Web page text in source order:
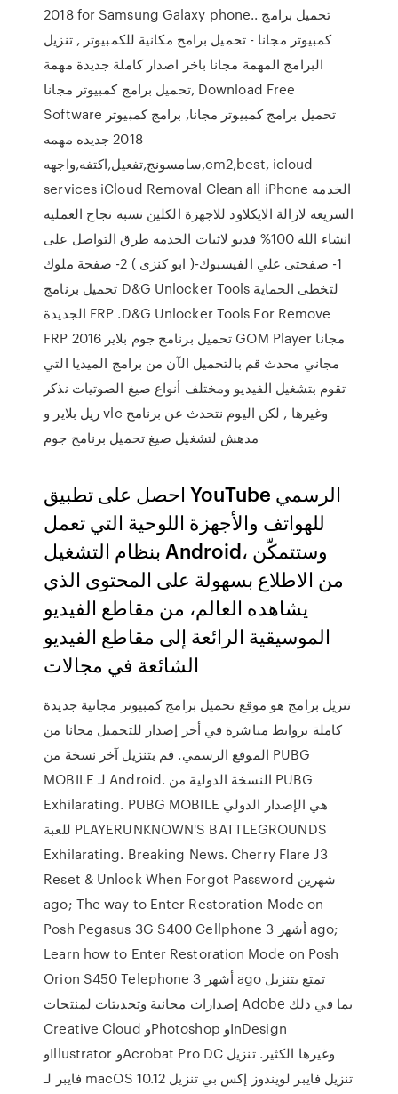
2018 for Samsung Galaxy phone.. تحميل برامج
كمبيوتر مجانا - تحميل برامج مكانية للكمبيوتر , تنزيل
البرامج المهمة مجانا باخر اصدار كاملة جديدة مهمة
تحميل برامج كمبيوتر مجانا, Download Free
Software تحميل برامج كمبيوتر مجانا, برامج كمبيوتر
2018 جديده مهمه
سامسونج,تفعيل,اكتفه,واجهه,cm2,best, icloud
services iCloud Removal Clean all iPhone الخدمه
السريعه لازالة الايكلاود للاجهزة الكلين نسبه نجاح العمليه
انشاء اللة 100% فديو لاثبات الخدمه طرق التواصل على
1- صفحتى علي الفيسبوك-( ابو كنزى ) 2- صفحة ملوك
تحميل برنامج D&G Unlocker Tools لتخطى الحماية
الجديدة FRP .D&G Unlocker Tools For Remove
FRP 2016 تحميل برنامج جوم بلاير GOM Player مجانا
مجاني محدث قم بالتحميل الآن من برامج الميديا التي
تقوم بتشغيل الفيديو ومختلف أنواع صيغ الصوتيات نذكر
ريل بلاير و vlc وغيرها , لكن اليوم نتحدث عن برنامج
مدهش لتشغيل صيغ تحميل برنامج جوم
احصل على تطبيق YouTube الرسمي
للهواتف والأجهزة اللوحية التي تعمل
بنظام التشغيل Android، وستتمكّن
من الاطلاع بسهولة على المحتوى الذي
يشاهده العالم، من مقاطع الفيديو
الموسيقية الرائعة إلى مقاطع الفيديو
الشائعة في مجالات
تنزيل برامج هو موقع تحميل برامج كمبيوتر مجانية جديدة
كاملة بروابط مباشرة في أخر إصدار للتحميل مجانا من
الموقع الرسمي. قم بتنزيل آخر نسخة من PUBG
MOBILE لـ Android. النسخة الدولية من PUBG
Exhilarating. PUBG MOBILE هي الإصدار الدولي
للعبة PLAYERUNKNOWN'S BATTLEGROUNDS
Exhilarating. Breaking News. Cherry Flare J3
Reset & Unlock When Forgot Password شهرين
ago; The way to Enter Restoration Mode on
Posh Pegasus 3G S400 Cellphone 3 أشهر ago;
Learn how to Enter Restoration Mode on Posh
Orion S450 Telephone 3 أشهر ago تمتع بتنزيل
إصدارات مجانية وتحديثات لمنتجات Adobe بما في ذلك
Creative Cloud وPhotoshop وInDesign
وIllustrator وAcrobat Pro DC وغيرها الكثير. تنزيل
فايبر لـ macOS 10.12 تنزيل فايبر لويندوز إكس بي تنزيل